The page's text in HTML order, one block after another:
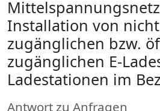
Installation von
zugänglichen bzw.
zugänglichen E-
Ladestationen im
Antwort zu Anfragen